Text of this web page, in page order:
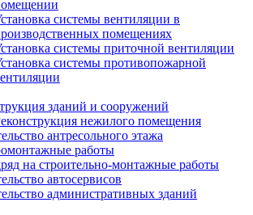
системы вентиляции в
помещениях
системы приточной вентиляции
системы противопожарной
зданий и сооружений
нежилого помещения
антресольного этажа
работы
на строительно-монтажные работы
автосервисов
административных зданий